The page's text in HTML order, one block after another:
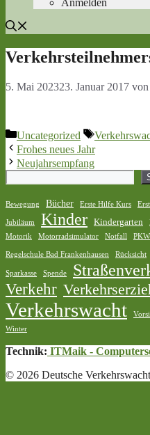
Anmelden
5. Mai 202323. Januar 2017 von
Kategorien
Uncategorized
Frohes neues Jahr
Neujahrsempfang
Suchen
Bewegung Bücher Erste Hilfe Kurs
Jubiläum Kinder Kindergarten
Motorik
Motorradsimulator Notfall
Regelschule Bad Frankenhausen Rücksicht
Sparkasse Spende
Verkehr
Verkehrswacht
Winter
Technik: ITMaik -
© 2026 Deutsche